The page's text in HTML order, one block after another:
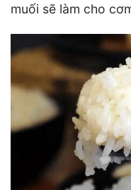
muối sẽ làm cho